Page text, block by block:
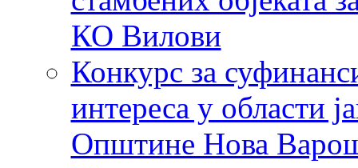
КО Вилови
Конкурс за
интереса у области
Општине Нова